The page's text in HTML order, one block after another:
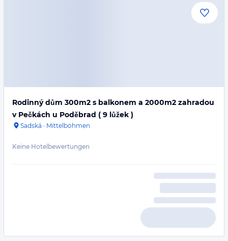
Rodinný dům 300m2 s balkonem a 2000m2 zahradou
v Pečkách u Poděbrad ( 9 lůžek )
Sadská · Mittelböhmen
Keine Hotelbewertungen